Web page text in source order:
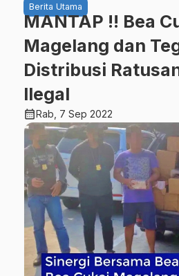
Berita Utama
MANTAP !! Bea
Magelang dan
Distribusi
Ilegal
calendar_monthRab, 7 Sep 2022